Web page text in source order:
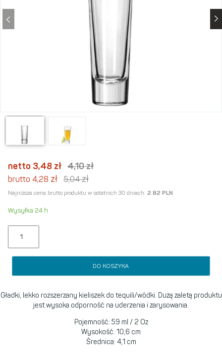
netto 3,48 zł 4,10zł
brutto 4,28 zł 5,04zł
Najniższa cena brutto produktu w ostatnich 30 dniach: 2.82 PLN
Wysyłka 24 h
DO KOSZYKA
Gładki, lekko rozszerzany kieliszek do tequili/wódki. Dużą zaletą produktu
jest wysoka odporność na uderzenia i zarysowania.
Pojemność: 59 ml / 2 Oz
Wysokość: 10,6 cm
Średnica: 4,1 cm